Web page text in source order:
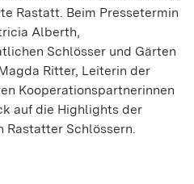
Rastatt. Beim Pressetermin
Alberth,
Schlösser und Gärten
Ritter, Leiterin der
Kooperationspartnerinnen
auf die Highlights der
Rastatter Schlössern.